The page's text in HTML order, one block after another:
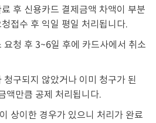
후 신용카드 결제금액 차액이 부분
접수 후 익일 평일 처리됩니다.
요청 후 3~6일 후에 카드사에서 취소
구되지 않았거나 이미 청구가 된
액만큼 공제 처리됩니다.
상이한 경우가 있으니 처리가 완료